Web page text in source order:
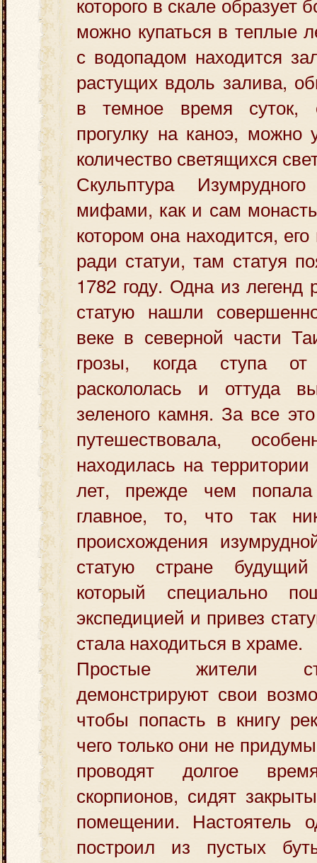
можно купаться в теплые
с водопадом находится
растущих вдоль залива,
в темное время суток,
прогулку на каноэ, можно
количество светящихся
Скульптура
мифами, как и сам
котором она находится,
ради статуи, там статуя
1782 году. Одна из легенд
статую нашли
веке в северной части
грозы, когда ступа
раскололась и оттуда
зеленого камня. За все
путешествовала,
находилась на
лет, прежде чем
главное, то, что так
происхождения
статую стране
который специально
экспедицией и привез
стала находиться в храме.
Простые жители
демонстрируют свои
чтобы попасть в книгу
чего только они не
проводят долгое
скорпионов, сидят
помещении. Настоятель
построил из пустых